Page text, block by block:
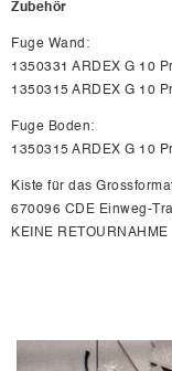
Zubehör
Fuge Wand:
1350331 ARDEX G 10
1350315 ARDEX G 10
Fuge Boden:
1350315 ARDEX G 10
Kiste für das
670096 CDE Einweg-
KEINE RETOURNAHME